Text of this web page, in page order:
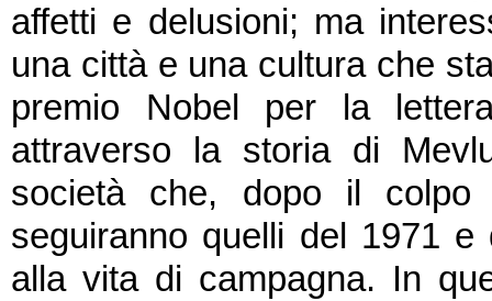
affetti e delusioni; ma
una città e una cultura che
premio Nobel per la
attraverso la storia di
società che, dopo il
seguiranno quelli del 1971
alla vita di campagna. In